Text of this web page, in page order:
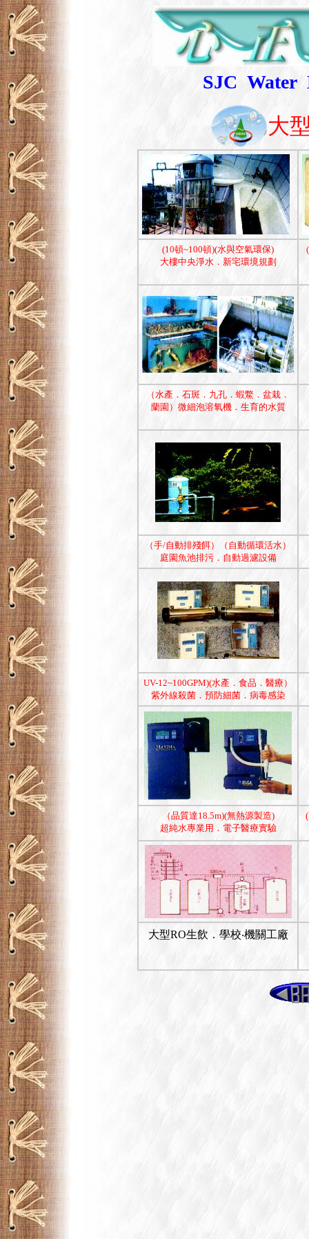
SJC Water
大
(10頓~100頓)(水與空氣環保)
大樓中央淨水．新宅環境規劃
（水產．石斑．九孔．蝦鱉．盆栽．
蘭園）微細泡溶氧機．生育的水質
（手/自動排殘餌）（自動循環活水）
庭園魚池排污．自動過濾設備
UV-12~100GPM)(水產．食品．醫療）
紫外線殺菌．預防細菌．病毒感染
（品質達18.5m)(無熱源製造)
超純水專業用．電子醫療實驗
大型RO生飲．學校‧機關工廠